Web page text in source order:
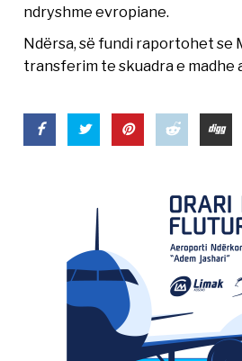
ndryshme evropiane.
Ndërsa, së fundi raportohet se
transferim te skuadra e madhe